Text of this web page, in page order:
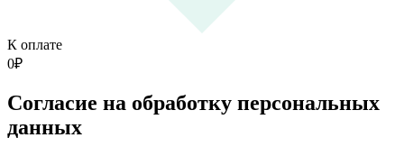
К оплате
0₽
Согласие на обработку персональных
данных